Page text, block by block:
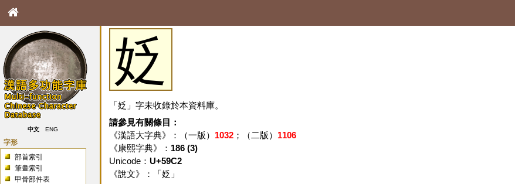
中文 ENG
字形
部首索引
筆畫索引
甲骨部件表
姂
「姂」字未收錄於本資料庫。
請參見有關條目：
《漢語大字典》：（一版） 1032；（二版） 1106
《康熙字典》： 186 (3)
Unicode： U+59C2
《說文》：「 姂 」